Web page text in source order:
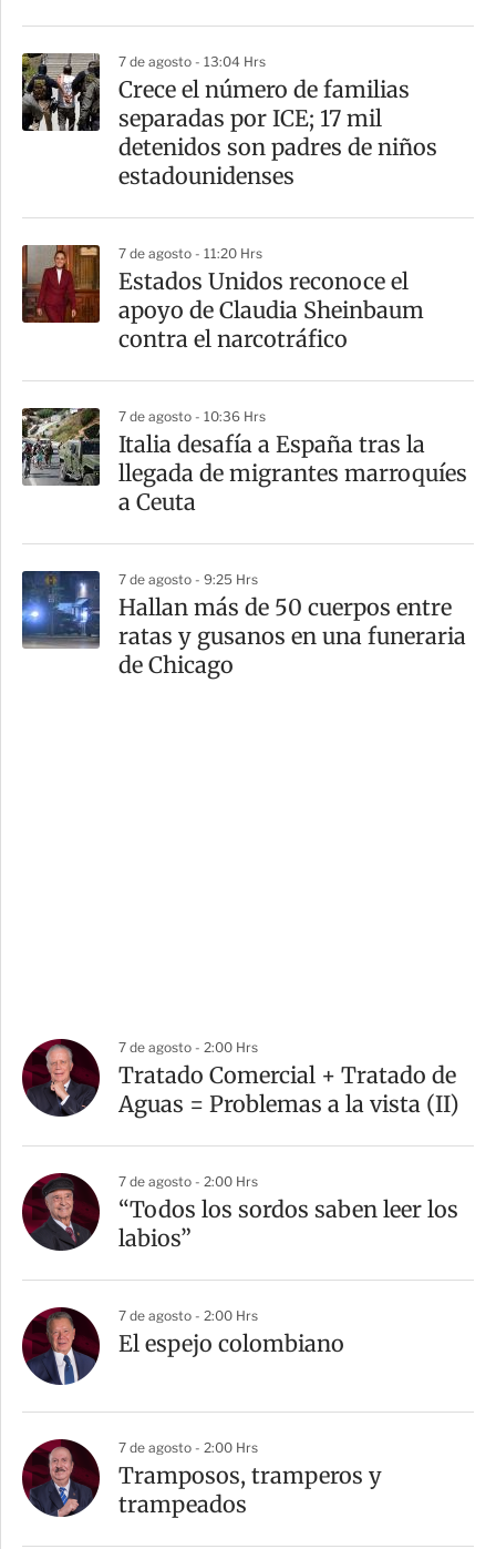
7 de agosto - 13:04 Hrs
Crece el número de familias
separadas por ICE; 17 mil
detenidos son padres de niños
estadounidenses
7 de agosto - 11:20 Hrs
Estados Unidos reconoce el
apoyo de Claudia Sheinbaum
contra el narcotráfico
7 de agosto - 10:36 Hrs
Italia desafía a España tras la
llegada de migrantes marroquíes
a Ceuta
7 de agosto - 9:25 Hrs
Hallan más de 50 cuerpos entre
ratas y gusanos en una funeraria
de Chicago
7 de agosto - 2:00 Hrs
Tratado Comercial + Tratado de
Aguas = Problemas a la vista (II)
7 de agosto - 2:00 Hrs
“Todos los sordos saben leer los
labios”
7 de agosto - 2:00 Hrs
El espejo colombiano
7 de agosto - 2:00 Hrs
Tramposos, tramperos y
trampeados